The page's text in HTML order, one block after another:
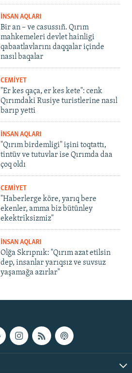
İNSAN AQLARI
Bir an – ve casussıñ. Qırım
mahkemeleri devlet hainligi
qabaatlavlarını daqqalar içinde
nasıl baqalar
CEMİYET
"Er kes qaça, er kes kete": cenk
Qırımdaki Rusiye turistlerine nasıl
barıp yetti
İNSAN AQLARI
"Qırım birdemligi" işini toqtattı,
tintüv ve tutuvlar ise Qırımda daa
çoq oldı
CEMİYET
"Haberlerge köre, yarıq bere
ekenler, amma biz bütünley
ekektriksizmiz"
İNSAN AQLARI
Olğa Skrıpnık: "Qırım azat etilsin
dep, insanlar yarıqsız ve suvsuz
yaşamağa azırlar"